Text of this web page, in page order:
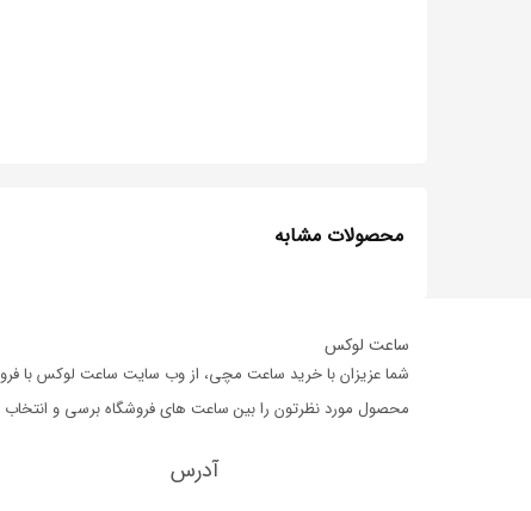
محصولات مشابه
ساعت لوکس
شما عزیزان با خرید ساعت مچی، از وب سایت ساعت لوکس با
محصول مورد نظرتون را بین ساعت های فروشگاه برسی و انتخاب
آدرس